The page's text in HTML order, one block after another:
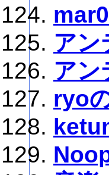
アン
アン
ryo